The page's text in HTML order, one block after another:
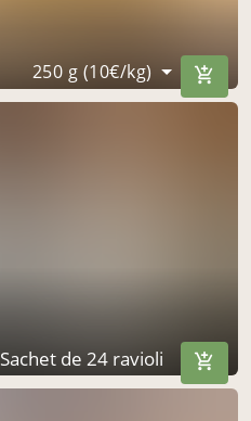
250 g (10€/kg)
Sachet de 24 ravioli